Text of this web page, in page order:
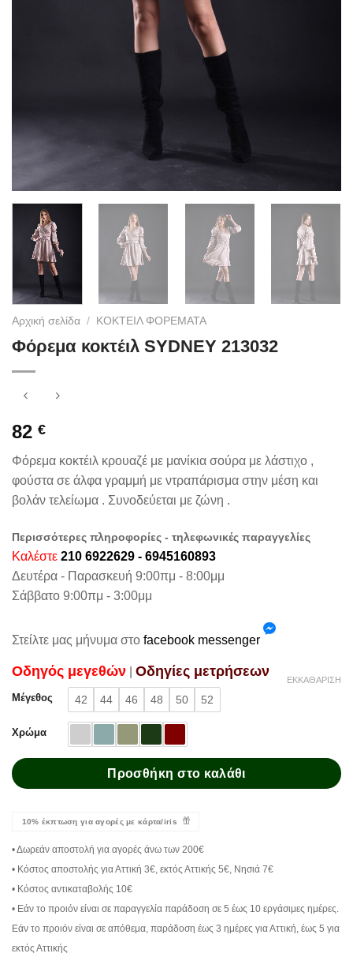
Αρχική σελίδα / ΚΟΚΤΕΙΛ ΦΟΡΕΜΑΤΑ
Φόρεμα κοκτέιλ SYDNEY 213032
82 €
Φόρεμα κοκτέιλ κρουαζέ με μανίκια σούρα με λάστιχο ,
φούστα σε άλφα γραμμή με ντραπάρισμα στην μέση και
βολάν τελείωμα . Συνοδεύεται με ζώνη .
Περισσότερες πληροφορίες - τηλεφωνικές παραγγελίες
Καλέστε 210 6922629 - 6945160893
Δευτέρα - Παρασκευή 9:00πμ - 8:00μμ
Σάββατο 9:00πμ - 3:00μμ
Στείλτε μας μήνυμα στο facebook messenger
Oδηγός μεγεθών Oδηγίες μετρήσεων
Μέγεθος 42 44 46 48 50 52
Χρώμα
ΕΚΚΑΘΆΡΙΣΗ
Προσθήκη στο καλάθι
10% έκπτωση για αγορές με κάρτα/iris
• Δωρεάν αποστολή για αγορές άνω των 200€
• Κόστος αποστολής για Αττική 3€, εκτός Αττικής 5€, Νησιά 7€
• Κόστος αντικαταβολής 10€
• Εάν το προιόν είναι σε παραγγελία παράδοση σε 5 έως 10 εργάσιμες ημέρες.
Εάν το προιόν είναι σε απόθεμα, παράδοση έως 3 ημέρες για Αττική, έως 5 για
εκτός Αττικής